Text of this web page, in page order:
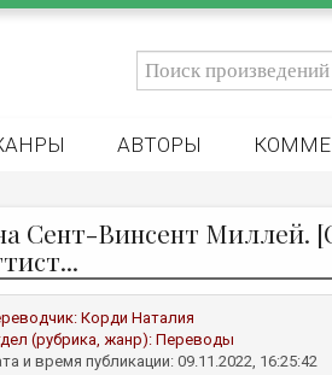
АВТОРЫ
Сент-Винсент Миллей.
Корди Наталия
(рубрика, жанр):Переводы
и время публикации: 09.11.2022, 16:25:42